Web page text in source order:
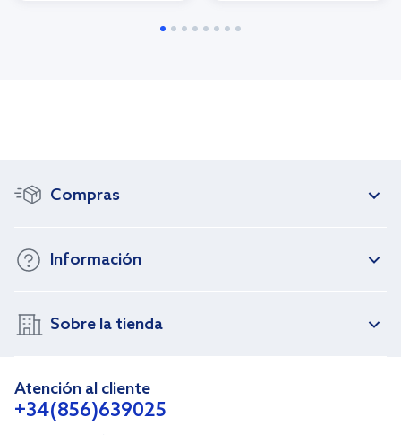
Compras
Información
Sobre la tienda
Atención al cliente
+34(856)639025